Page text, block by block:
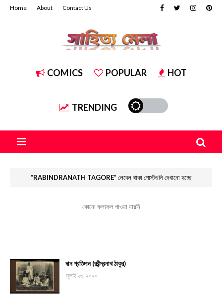
Home About Contact Us
COMICS POPULAR HOT
TRENDING
RABINDRANATH TAGORE লেবেল থাকা পোস্টগুলি দেখানো হচ্ছে
কোনো ফলাফল পাওয়া যায়নি
দান প্রতিদান (রবীন্দ্রনাথ ঠাকুর)
জুলাই ২৬, ২০২০